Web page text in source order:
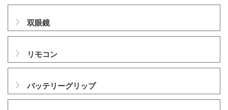
双眼鏡
リモコン
バッテリーグリップ